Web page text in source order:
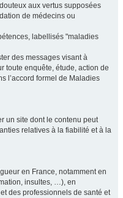
aux vertus supposées
de médecins ou
labellisés "maladies
des messages visant à
toute enquête, étude, action de
l’accord formel de Maladies
un site dont le contenu peut
relatives à la fiabilité et à la
en France, notamment en
insultes, …), en
des professionnels de santé et